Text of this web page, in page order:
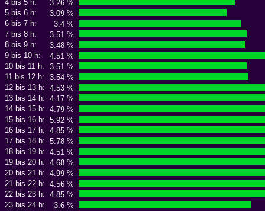
4 bis 5 h:
3.26 %
5 bis 6 h:
3.09 %
6 bis 7 h:
3.4 %
7 bis 8 h:
3.51 %
8 bis 9 h:
3.48 %
9 bis 10 h:
4.51 %
10 bis 11 h:
3.51 %
11 bis 12 h:
3.54 %
12 bis 13 h: 4.53 %
13 bis 14 h: 4.17 %
14 bis 15 h: 4.79 %
15 bis 16 h: 5.92 %
16 bis 17 h: 4.85 %
17 bis 18 h: 5.78 %
18 bis 19 h: 4.51 %
19 bis 20 h: 4.68 %
20 bis 21 h: 4.99 %
21 bis 22 h: 4.56 %
22 bis 23 h: 4.85 %
23 bis 24 h:
3.6 %